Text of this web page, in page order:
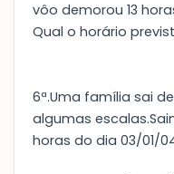
vôo demorou 13
Qual o horário
6ª.Uma família sai
algumas
horas do dia 03/01/